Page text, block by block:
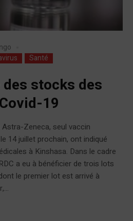
Santé
des stocks des
19
Zeneca, seul vaccin
14 juillet prochain, ont indiqué
à Kinshasa. Dans le cadre
a eu à bénéficier de trois lots
le premier lot est arrivé à